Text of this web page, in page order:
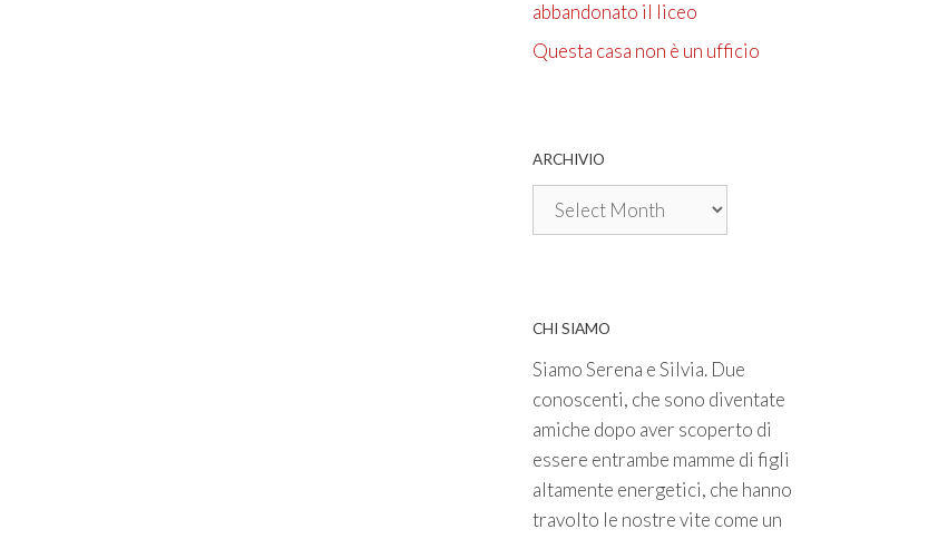
abbandonato il liceo
Questa casa non è un ufficio
ARCHIVIO
Archivio
CHI SIAMO
Siamo Serena e Silvia. Due
conoscenti, che sono diventate
amiche dopo aver scoperto di
essere entrambe mamme di figli
altamente energetici, che hanno
travolto le nostre vite come un